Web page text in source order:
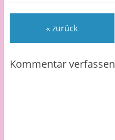
« zurück
Kommentar verfassen